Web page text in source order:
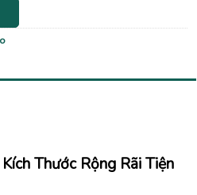
Thước Rộng Rãi Tiện